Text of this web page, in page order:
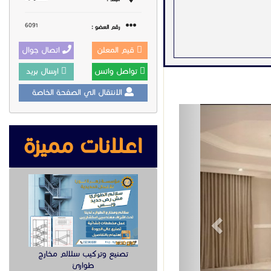
بورد بأحدث الصيحات
معروض
رقم العضو : 6091
قيم المعلن اتصال جوال
تواصل واتس ارسال بريد
الانتقال الي الصفحة الخاصة
اعلانات مميزة
تصنيع وتركيب سلالم مخارج
طوارئ